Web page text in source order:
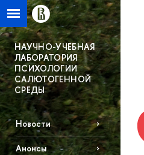
НАУЧНО-УЧЕБНАЯ
ЛАБОРАТОРИЯ
ПСИХОЛОГИИ
САЛЮТОГЕННОЙ
СРЕДЫ
Новости
Анонсы